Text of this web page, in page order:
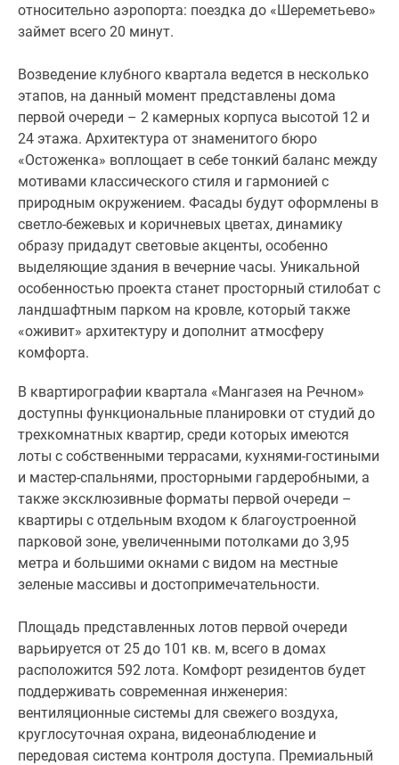
относительно аэропорта: поездка до «Шереметьево»
займет всего 20 минут.
Возведение клубного квартала ведется в несколько
этапов, на данный момент представлены дома
первой очереди – 2 камерных корпуса высотой 12 и
24 этажа. Архитектура от знаменитого бюро
«Остоженка» воплощает в себе тонкий баланс между
мотивами классического стиля и гармонией с
природным окружением. Фасады будут оформлены в
светло-бежевых и коричневых цветах, динамику
образу придадут световые акценты, особенно
выделяющие здания в вечерние часы. Уникальной
особенностью проекта станет просторный стилобат с
ландшафтным парком на кровле, который также
«оживит» архитектуру и дополнит атмосферу
комфорта.
В квартирографии квартала «Мангазея на Речном»
доступны функциональные планировки от студий до
трехкомнатных квартир, среди которых имеются
лоты с собственными террасами, кухнями-гостиными
и мастер-спальнями, просторными гардеробными, а
также эксклюзивные форматы первой очереди –
квартиры с отдельным входом к благоустроенной
парковой зоне, увеличенными потолками до 3,95
метра и большими окнами с видом на местные
зеленые массивы и достопримечательности.
Площадь представленных лотов первой очереди
варьируется от 25 до 101 кв. м, всего в домах
расположится 592 лота. Комфорт резидентов будет
поддерживать современная инженерия:
вентиляционные системы для свежего воздуха,
круглосуточная охрана, видеонаблюдение и
передовая система контроля доступа. Премиальный